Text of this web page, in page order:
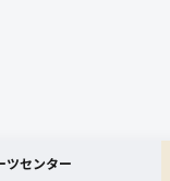
ツセンター